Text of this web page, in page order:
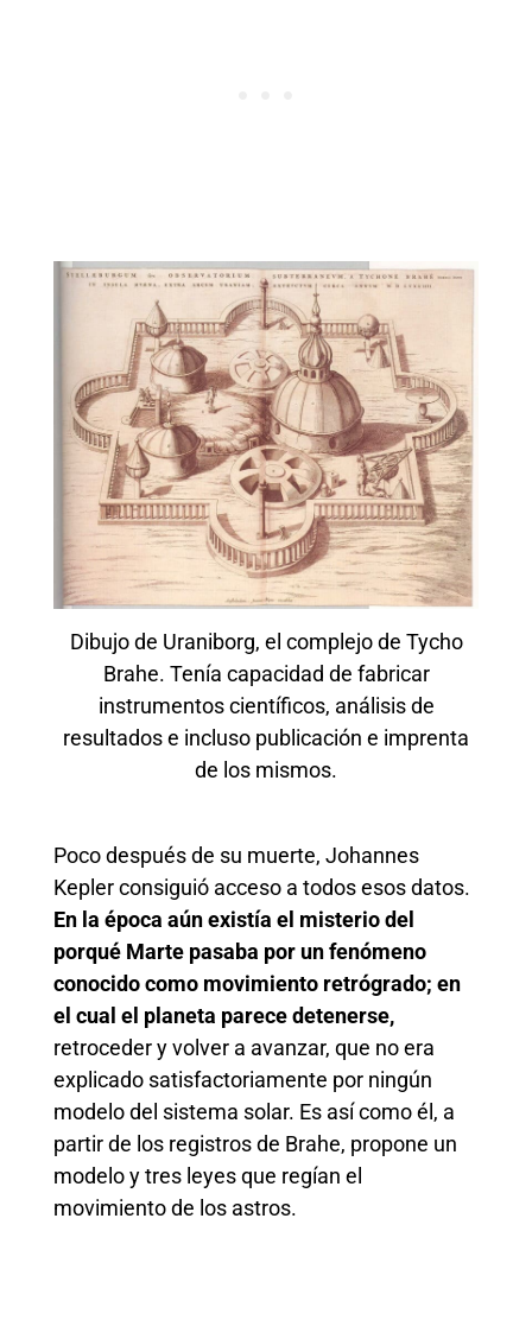
Dibujo de Uraniborg, el complejo de Tycho
Brahe. Tenía capacidad de fabricar
instrumentos científicos, análisis de
resultados e incluso publicación e imprenta
de los mismos.
Poco después de su muerte, Johannes
Kepler consiguió acceso a todos esos datos.
En la época aún existía el misterio del
porqué Marte pasaba por un fenómeno
conocido como movimiento retrógrado; en
el cual el planeta parece detenerse,
retroceder y volver a avanzar, que no era
explicado satisfactoriamente por ningún
modelo del sistema solar. Es así como él, a
partir de los registros de Brahe, propone un
modelo y tres leyes que regían el
movimiento de los astros.